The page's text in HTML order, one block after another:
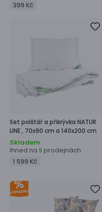
399 Kč
Set polštář a přikrývka NATUR
LINE , 70x90 cm a 140x200 cm
Skladem
Ihned na 8 prodejnách
1 599 Kč